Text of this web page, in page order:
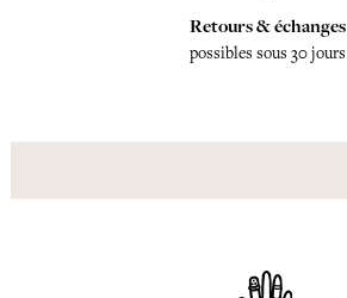
Retours & échanges
possibles sous 30 jours